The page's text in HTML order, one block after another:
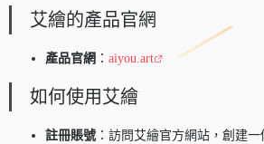
艾繪的產品官網
產品官網 ： aiyou.art
如何使用艾繪
註冊賬號 ：訪問艾繪官方網站，創建一